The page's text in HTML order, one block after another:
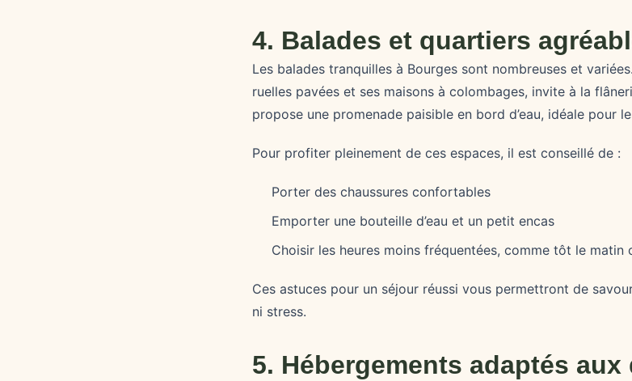
4. Balades et quartiers
Les balades tranquilles à Bourges sont nombreuses et
ruelles pavées et ses maisons à colombages, invite à la
propose une promenade paisible en bord d’eau, idéale pour
Pour profiter pleinement de ces espaces, il est conseillé de :
Porter des chaussures confortables
Emporter une bouteille d’eau et un petit encas
Choisir les heures moins fréquentées, comme tôt le matin
Ces astuces pour un séjour réussi vous permettront de
ni stress.
5. Hébergements adaptés